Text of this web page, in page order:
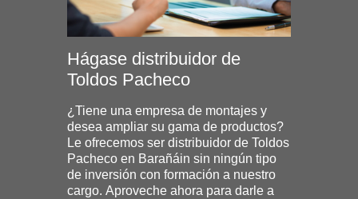
Hágase distribuidor de
Toldos Pacheco
¿Tiene una empresa de montajes y
desea ampliar su gama de productos?
Le ofrecemos ser distribuidor de Toldos
Pacheco en Barañáin sin ningún tipo
de inversión con formación a nuestro
cargo. Aproveche ahora para darle a